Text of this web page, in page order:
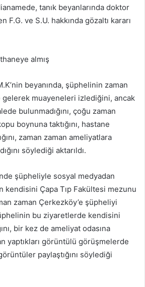
tanık beyanlarında doktor
F.G. ve S.U. hakkında gözaltı kararı
almış
beyanında, şüphelinin zaman
gelerek muayeneleri izlediğini, ancak
bulunmadığını, çoğu zaman
boynuna taktığını, hastane
zaman zaman ameliyatlara
söylediği aktarıldı.
şüpheliyle sosyal medyadan
kendisini Çapa Tıp Fakültesi mezunu
zaman Çerkezköy’e şüpheliyi
bu ziyaretlerde kendisini
bir kez de ameliyat odasına
yaptıkları görüntülü görüşmelerde
paylaştığını söylediği